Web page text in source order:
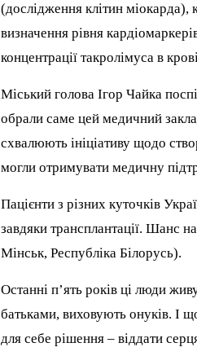
(дослідження клітин
визначення рівня
концентрації такролімуса в
Міський голова Ігор Чайка
обрали саме цей медичний
схвалюють ініціативу щодо
могли отримувати медичну
Пацієнти з різних куточків
завдяки трансплантації. Шанс
Мінськ, Республіка Білорусь).
Останні п’ять років ці люди
батьками, виховують онуків. І
для себе рішення – віддати